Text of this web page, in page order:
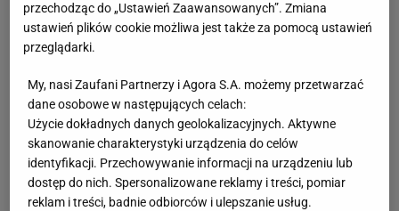
przechodząc do „Ustawień Zaawansowanych”. Zmiana
ustawień plików cookie możliwa jest także za pomocą ustawień
przeglądarki.
My, nasi Zaufani Partnerzy i Agora S.A. możemy przetwarzać
dane osobowe w następujących celach:
Użycie dokładnych danych geolokalizacyjnych. Aktywne
skanowanie charakterystyki urządzenia do celów
identyfikacji. Przechowywanie informacji na urządzeniu lub
dostęp do nich. Spersonalizowane reklamy i treści, pomiar
reklam i treści, badnie odbiorców i ulepszanie usług.